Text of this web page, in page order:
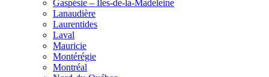
Gaspésie – Îles-de-la-Madeleine
Lanaudière
Laurentides
Laval
Mauricie
Montérégie
Montréal